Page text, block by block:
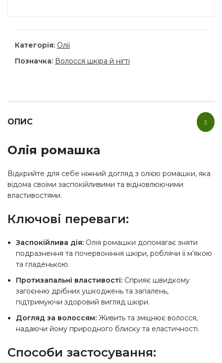
Категорія: Олії
Позначка: Волосся шкіра й нігті
ОПИС
Олія ромашка
Відкрийте для себе ніжний догляд з олією ромашки, яка
відома своїми заспокійливими та відновлюючими
властивостями.
Ключові переваги:
Заспокійлива дія: Олія ромашки допомагає зняти
подразнення та почервоніння шкіри, роблячи її м’якою
та гладенькою.
Протизапальні властивості: Сприяє швидкому
загоєнню дрібних ушкоджень та запалень,
підтримуючи здоровий вигляд шкіри.
Догляд за волоссям: Живить та зміцнює волосся,
надаючи йому природного блиску та еластичності.
Способи застосування: